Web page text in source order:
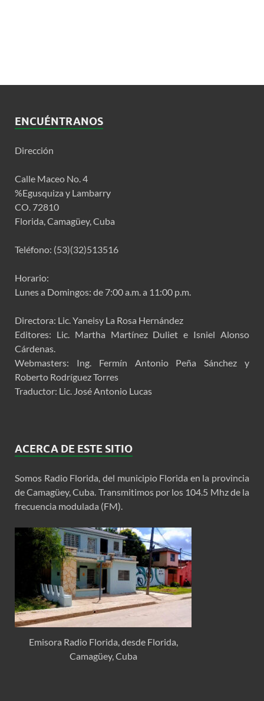
ENCUÉNTRANOS
Dirección
Calle Maceo No. 4
%Egusquiza y Lambarry
CO. 72810
Florida, Camagüey, Cuba
Teléfono: (53)(32)513516
Horario:
Lunes a Domingos: de 7:00 a.m. a 11:00 p.m.
Directora: Lic. Yaneisy La Rosa Hernández
Editores: Lic. Martha Martínez Duliet e Isniel Alonso
Cárdenas.
Webmasters: Ing. Fermín Antonio Peña Sánchez y
Roberto Rodríguez Torres
Traductor: Lic. José Antonio Lucas
ACERCA DE ESTE SITIO
Somos Radio Florida, del municipio Florida en la provincia
de Camagüey, Cuba. Transmitimos por los 104.5 Mhz de la
frecuencia modulada (FM).
Emisora Radio Florida, desde Florida,
Camagüey, Cuba